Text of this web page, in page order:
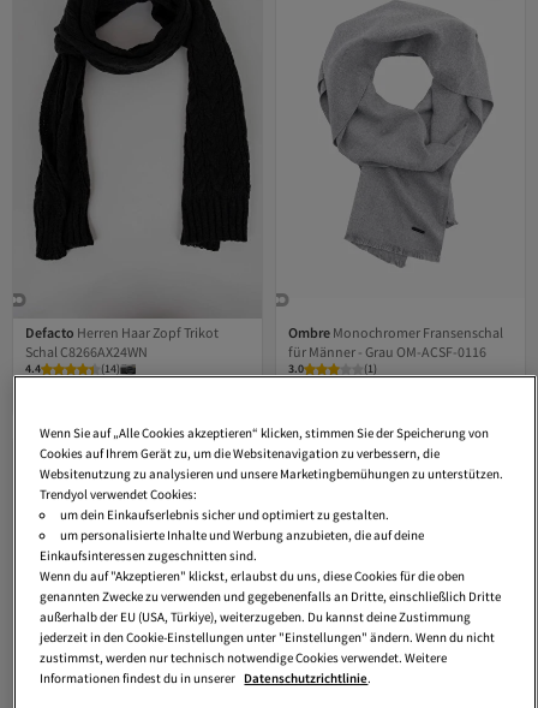
Defacto Herren Haar Zopf Trikot
Schal C8266AX24WN
4.4 (14)
Tiefstpreis (30 Tage)
Versand kostenlos ab 35€
Ombre Monochromer Fransenschal
für Männer - Grau OM-ACSF-0116
3.0 (1)
Wenn Sie auf „Alle Cookies akzeptieren“ klicken, stimmen Sie der Speicherung von
Cookies auf Ihrem Gerät zu, um die Websitenavigation zu verbessern, die
Websitenutzung zu analysieren und unsere Marketingbemühungen zu unterstützen.
Trendyol verwendet Cookies:
um dein Einkaufserlebnis sicher und optimiert zu gestalten.
um personalisierte Inhalte und Werbung anzubieten, die auf deine
Einkaufsinteressen zugeschnitten sind.
Wenn du auf "Akzeptieren" klickst, erlaubst du uns, diese Cookies für die oben
genannten Zwecke zu verwenden und gegebenenfalls an Dritte, einschließlich Dritte
außerhalb der EU (USA, Türkiye), weiterzugeben. Du kannst deine Zustimmung
jederzeit in den Cookie-Einstellungen unter "Einstellungen" ändern. Wenn du nicht
zustimmst, werden nur technisch notwendige Cookies verwendet. Weitere
Informationen findest du in unserer Datenschutzrichtlinie.